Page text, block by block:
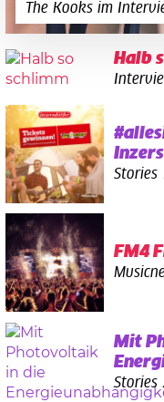
The Kooks im
Halb
Stories
FM4
Mit
Stories